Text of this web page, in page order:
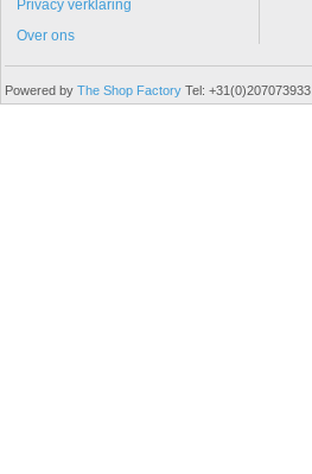
Privacy verklaring
Over ons
Powered by The Shop Factory Tel: +31(0)207073933